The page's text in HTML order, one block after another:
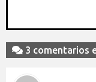
3 comentarios